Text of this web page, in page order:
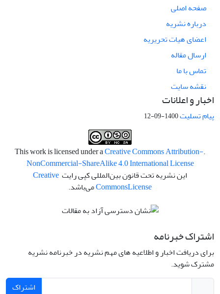
صفحه اصلی
درباره نشریه
اعضای هیات تحریریه
ارسال مقاله
تماس با ما
نقشه سایت
اخبار و اعلانات
پیام تسلیت1400-09-12
.This work is licensed under a
Creative Commons Attribution-
NonCommercial-ShareAlike 4.0 International License
این نشریه تحت قانون بین‌المللی کپی رایت Creative
CommonsLicense می‌باشد.
اشتراک خبرنامه
برای دریافت اخبار و اطلاعیه های مهم نشریه در خبرنامه نشریه
مشترک شوید.
اشتراک